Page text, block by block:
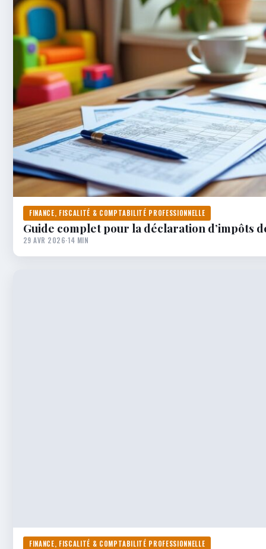
FINANCE, FISCALITÉ & COMPTABILITÉ PROFESSIONNELLE
Guide complet pour la déclaration d’impôts
29 AVR 2026·14 MIN
FINANCE, FISCALITÉ & COMPTABILITÉ PROFESSIONNELLE